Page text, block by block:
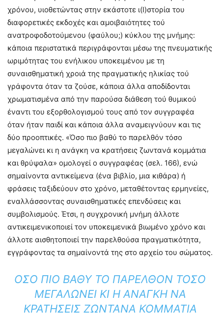
χρόνου, υιοθετώντας στην εκάστοτε ι(Ι)στορία του
διαφορετικές εκδοχές και αμοιβαιότητες τού
ανατροφοδοτούμενου (φαύλου;) κύκλου της μνήμης:
κάποια περιστατικά περιγράφονται μέσω της πνευματικής
ωριμότητας του ενήλικου υποκειμένου με τη
συναισθηματική χροιά της πραγματικής ηλικίας τού
γράφοντα όταν τα ζούσε, κάποια άλλα αποδίδονται
χρωματισμένα από την παρούσα διάθεση τού θυμικού
έναντι του εξορθολογισμού τους από τον συγγραφέα
όταν ήταν παιδί και κάποια άλλα αναμειγνύουν και τις
δύο προοπτικές. «Όσο πιο βαθύ το παρελθόν τόσο
μεγαλώνει κι η ανάγκη να κρατήσεις ζωντανά κομμάτια
και θρύψαλα» ομολογεί ο συγγραφέας (σελ. 166), ενώ
σημαίνοντα αντικείμενα (ένα βιβλίο, μια κιθάρα) ή
φράσεις ταξιδεύουν στο χρόνο, μεταθέτοντας ερμηνείες,
εναλλάσσοντας συναισθηματικές επενδύσεις και
συμβολισμούς. Έτσι, η συγχρονική μνήμη άλλοτε
αντικειμενικοποιεί τον υποκειμενικά βιωμένο χρόνο και
άλλοτε αισθητοποιεί την παρελθούσα πραγματικότητα,
εγγράφοντας τα σημαίνοντά της στο αρχείο του σώματος.
ΌΣΟ ΠΙΟ ΒΑΘΎ ΤΟ ΠΑΡΕΛΘΌΝ ΤΌΣΟ
ΜΕΓΑΛΏΝΕΙ ΚΙ Η ΑΝΆΓΚΗ ΝΑ
ΚΡΑΤΉΣΕΙΣ ΖΩΝΤΑΝΆ ΚΟΜΜΆΤΙΑ